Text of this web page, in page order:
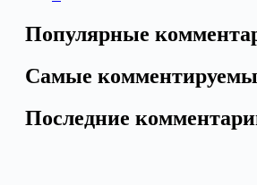
Популярные
Самые
Последние